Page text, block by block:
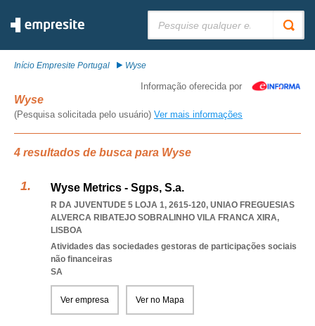
Início Empresite Portugal Wyse
Informação oferecida por
Wyse
(Pesquisa solicitada pelo usuário) Ver mais informações
4 resultados de busca para Wyse
Wyse Metrics - Sgps, S.a.
R DA JUVENTUDE 5 LOJA 1, 2615-120, UNIAO FREGUESIAS
ALVERCA RIBATEJO SOBRALINHO VILA FRANCA XIRA,
LISBOA
Atividades das sociedades gestoras de participações sociais
não financeiras
SA
Ver empresa Ver no Mapa